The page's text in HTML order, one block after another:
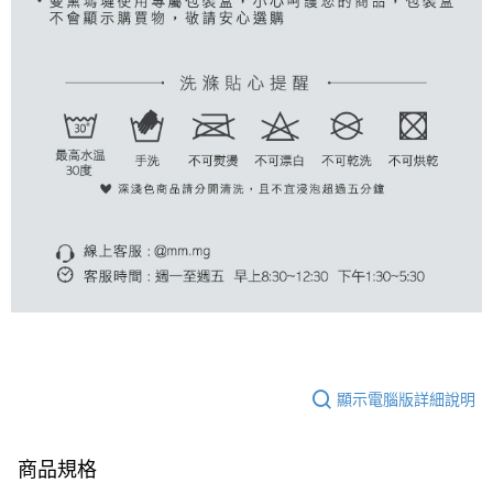
顯示電腦版詳細說明
商品規格